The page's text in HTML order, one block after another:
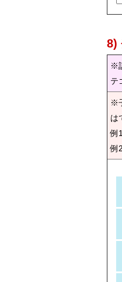
8)
※
テ
※
は
例
例